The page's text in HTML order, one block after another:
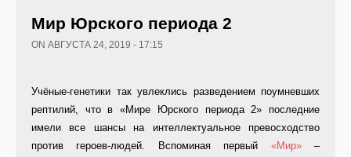
Мир Юрского периода 2
ON АВГУСТА 24, 2019 - 17:15
Учёные-генетики так увлеклись разведением поумневших
рептилий, что в «Мире Юрского периода 2» последние
имели все шансы на интеллектуальное превосходство
против героев-людей. Вспоминая первый «Мир»–